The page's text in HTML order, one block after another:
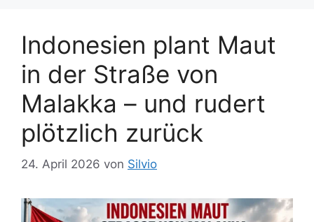
Indonesien plant Maut
in der Straße von
Malakka – und rudert
plötzlich zurück
24. April 2026 von Silvio